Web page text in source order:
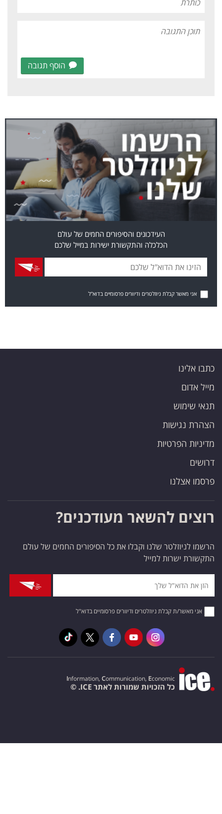
הוסף תגובה
העידכונים והסיפורים החמים של עולם
הכלכלה והתקשורת ישירות במייל שלכם
אני מאשר קבלת ניוזלטרים ודיוורים פרסומיים בדוא"ל
כתבו אלינו
מייל אדום
תנאי שימוש
הצהרת נגישות
מדיניות הפרטיות
דרושים
פרסמו אצלנו
רוצים להשאר מעודכנים?
הרשמו לניוזלטר שלנו וקבלו את כל הסיפורים החמים של עולם
התקשורת ישרות למייל
אני מאשר/ת קבלת ניוזלטרים ודיוורים פרסומיים בדוא"ל
Information, Communication, Economic
כל הזכויות שמורות לאתר ICE. ©